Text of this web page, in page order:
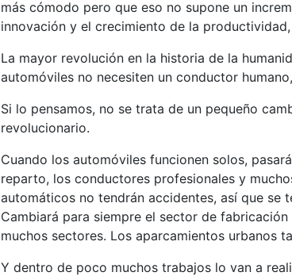
más cómodo pero que eso no supone un
innovación y el crecimiento de la
La mayor revolución en la historia de la
automóviles no necesiten un conductor
Si lo pensamos, no se trata de un pequeño
revolucionario.
Cuando los automóviles funcionen solos,
reparto, los conductores profesionales y
automáticos no tendrán accidentes, así que se
Cambiará para siempre el sector de
muchos sectores. Los aparcamientos urbanos
Y dentro de poco muchos trabajos lo van a